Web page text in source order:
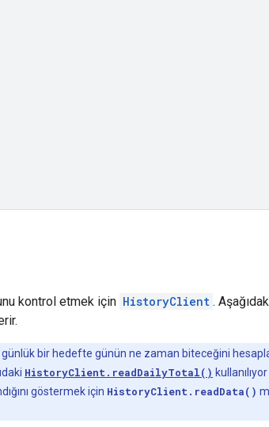
kontrol etmek için HistoryClient .
günlük bir hedefte günün ne zaman biteceğini
HistoryClient.readDailyTotal()
göstermek için HistoryClient.readData()